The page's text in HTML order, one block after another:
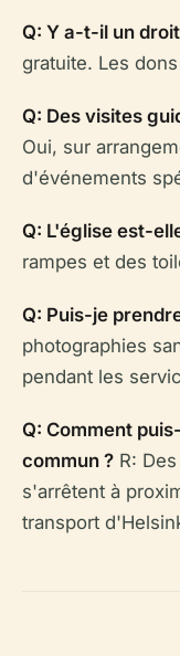
Q: Y a-t-il un
gratuite. Les
Q: Des visites
Oui, sur
d'événements
Q: L'église est-
rampes et des
Q: Puis-je
photographies
pendant les
Q: Comment
commun ? R:
s'arrêtent à
transport